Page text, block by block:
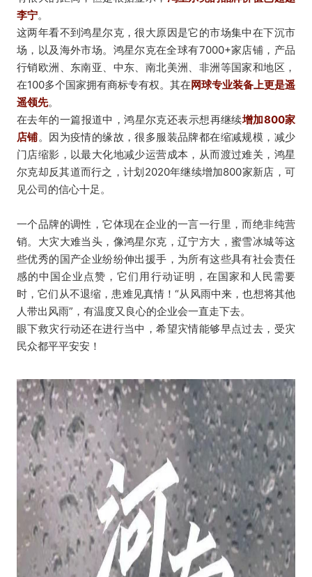
李宁。
这两年看不到鸿星尔克，很大原因是它的市场集中在下沉市
场，以及海外市场。鸿星尔克在全球有7000+家店铺，产品
行销欧洲、东南亚、中东、南北美洲、非洲等国家和地区，
在100多个国家拥有商标专有权。其在网球专业装备上更是遥
遥领先。
在去年的一篇报道中，鸿星尔克还表示想再继续增加800家
店铺。因为疫情的缘故，很多服装品牌都在缩减规模，减少
门店缩影，以最大化地减少运营成本，从而渡过难关，鸿星
尔克却反其道而行之，计划2020年继续增加800家新店，可
见公司的信心十足。
一个品牌的调性，它体现在企业的一言一行里，而绝非纯营
销。大灾大难当头，像鸿星尔克，辽宁方大，蜜雪冰城等这
些优秀的国产企业纷纷伸出援手，为所有这些具有社会责任
感的中国企业点赞，它们用行动证明，在国家和人民需要
时，它们从不退缩，患难见真情！“从风雨中来，也想将其他
人带出风雨”，有温度又良心的企业会一直走下去。
眼下救灾行动还在进行当中，希望灾情能够早点过去，受灾
民众都平平安安！